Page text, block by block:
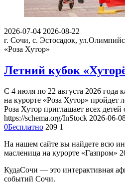
2026-07-04 2026-08-22
г. Сочи, с. Эстосадок,
«Роза Хутор»
Летний кубок
С 4 июля по 22 августа 2026 года
на курорте «Роза Хутор» пройдет
Роза Хутор приглашает всех
https://schema.org/InStock 2026-06-
0Бесплатно 209 1
На нашем сайте вы найдете всю
масленица на курорте «Газпром»
КудаСочи — это интерактивная
событий Сочи.